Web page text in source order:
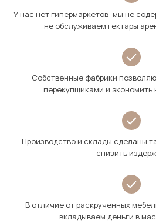
У нас нет гипермаркетов: мы не
не обслуживаем гектары
Собственные фабрики
перекупщиками и экономить
Производство и склады сделаны
снизить
В отличие от раскрученных
вкладываем деньги в